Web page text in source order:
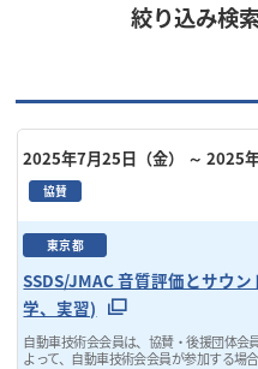
絞り込み検
2025年7月25日（金） ～ 2025
協賛
東京都
SSDS/JMAC 音質評価とサウ
学、実習)
自動車技術会会員は、協賛・後援団体会
よって、自動車技術会会員が参加する場